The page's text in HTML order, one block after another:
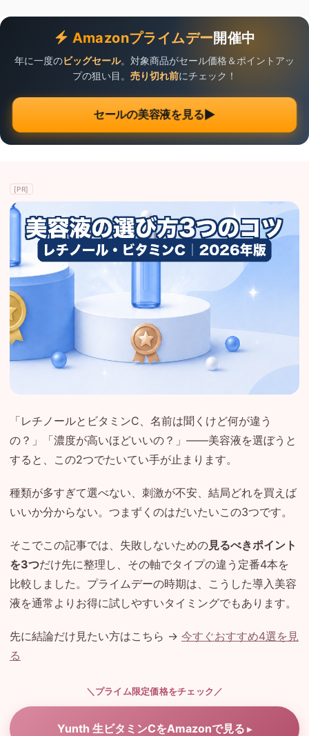
Amazonプライムデー開催中
年に一度のビッグセール。対象商品がセール価格＆ポイントアッ
プの狙い目。 売り切れ前にチェック！
セールの美容液を見る▶
[PR]
「レチノールとビタミンC、名前は聞くけど何が違う
の？」「濃度が高いほどいいの？」——美容液を選ぼうと
すると、この2つでたいてい手が止まります。
種類が多すぎて選べない、刺激が不安、結局どれを買えば
いいか分からない。つまずくのはだいたいこの3つです。
そこでこの記事では、失敗しないための見るべきポイント
を3つだけ先に整理し、その軸でタイプの違う定番4本を
比較しました。プライムデーの時期は、こうした導入美容
液を通常よりお得に試しやすいタイミングでもあります。
先に結論だけ見たい方はこちら → 今すぐおすすめ4選を見
る
＼プライム限定価格をチェック／
Yunth 生ビタミンCをAmazonで見る